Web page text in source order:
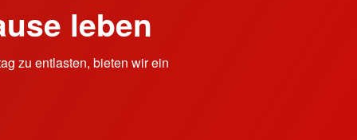
leben
zu entlasten, bieten wir ein